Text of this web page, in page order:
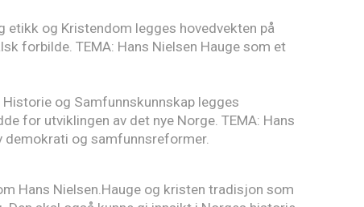
etikk og Kristendom legges hovedvekten på
forbilde. TEMA: Hans Nielsen Hauge som et
og Samfunnskunnskap legges
for utviklingen av det nye Norge. TEMA: Hans
demokrati og samfunnsreformer.
Hans Nielsen.Hauge og kristen tradisjon som